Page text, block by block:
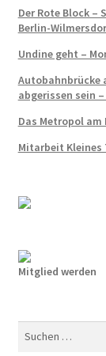
Les Milles:
Fragen an KüKo
Gästebuch
Gedenken
Gedenken
Der Rote Block –
Berlin-
Undine geht –
Autobahnbrücke
abgerissen sein
Das Metropol
Mitarbeit Kleines
Mitglied werden
Suchen